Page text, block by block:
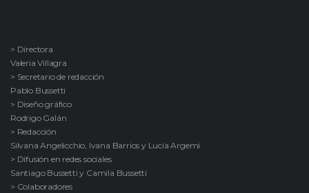
> Directora
Valeria Villagra
> Secretario de redacción
Pablo Bussetti
> Diseño gráfico
Rodrigo Galán
> Redacción
Silvana Angelicchio, Ivana Barrios y Lucía Argemi
> Difusión en redes sociales
Santiago Bussetti y Camila Bussetti
> Colaboradores